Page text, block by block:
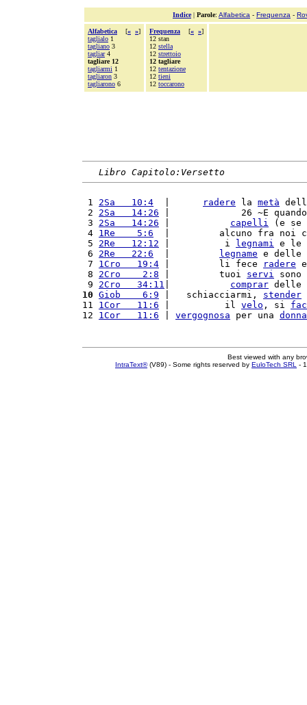
Indice| Parole: Alfabetica - Frequenza -
Alfabetica [« »]
taglialo 1
tagliano 3
tagliar4
tagliare 12
tagliarmi 1
tagliaron 3
tagliarono 6
Frequenza [« »]
12 stan
12 stella
12 strettoio
12 tagliare
12 tentazione
12 tieni
12 toccarono
Libro Capitolo:Versetto
1 2Sa   10:4 radere la metà
2 2Sa   14:26 |             26 ~E
3 2Sa   14:26 capelli (e
4 1Re    5:6
|         alcuno fra noi
5 2Re   12:12 |          i legnami e le
6 2Re   22:6 legname e delle
7 1Cro   19:4 |         li fece radere
8 2Cro    2:8 |         tuoi servi sono
9 2Cro   34:11 comprar delle
10 Giob    6:9 |   schiacciarmi, stender
11 1Cor   11:6 |          il velo , si
12 1Cor   11:6 vergognosa per una donna
Best viewed with any
IntraText®(V89) - Some rights reserved by EuloTech SRL -